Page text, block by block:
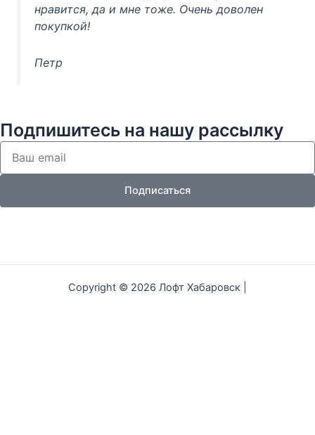
нравится, да и мне тоже. Очень доволен
покупкой!
Петр
Подпишитесь на нашу рассылку
email
Подписаться
h e k
Copyright © 2026 Лофт Хабаровск |